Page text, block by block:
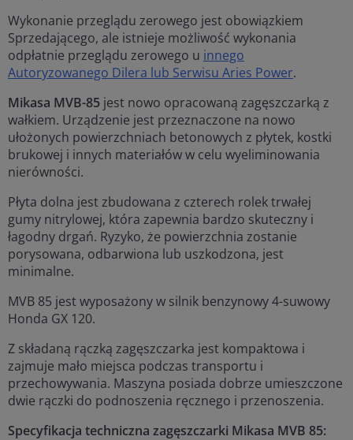
Wykonanie przeglądu zerowego jest obowiązkiem
Sprzedającego, ale istnieje możliwość wykonania
odpłatnie przeglądu zerowego u innego
Autoryzowanego Dilera lub Serwisu Aries Power.
Mikasa MVB-85 jest nowo opracowaną zagęszczarką z
wałkiem. Urządzenie jest przeznaczone na nowo
ułożonych powierzchniach betonowych z płytek, kostki
brukowej i innych materiałów w celu wyeliminowania
nierówności.
Płyta dolna jest zbudowana z czterech rolek trwałej
gumy nitrylowej, która zapewnia bardzo skuteczny i
łagodny drgań. Ryzyko, że powierzchnia zostanie
porysowana, odbarwiona lub uszkodzona, jest
minimalne.
MVB 85 jest wyposażony w silnik benzynowy 4-suwowy
Honda GX 120.
Z składaną rączką zagęszczarka jest kompaktowa i
zajmuje mało miejsca podczas transportu i
przechowywania. Maszyna posiada dobrze umieszczone
dwie rączki do podnoszenia ręcznego i przenoszenia.
Specyfikacja techniczna zagęszczarki Mikasa MVB 85: